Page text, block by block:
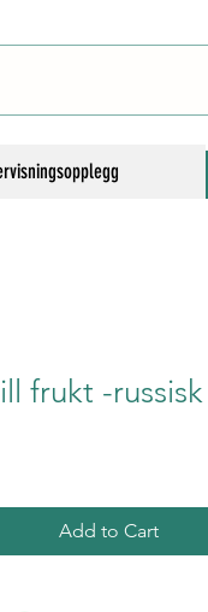
frukt -russisk
Add to Cart